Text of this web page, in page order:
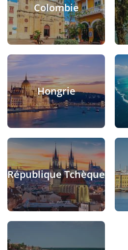
Colombie
Hongrie
République Tchèque